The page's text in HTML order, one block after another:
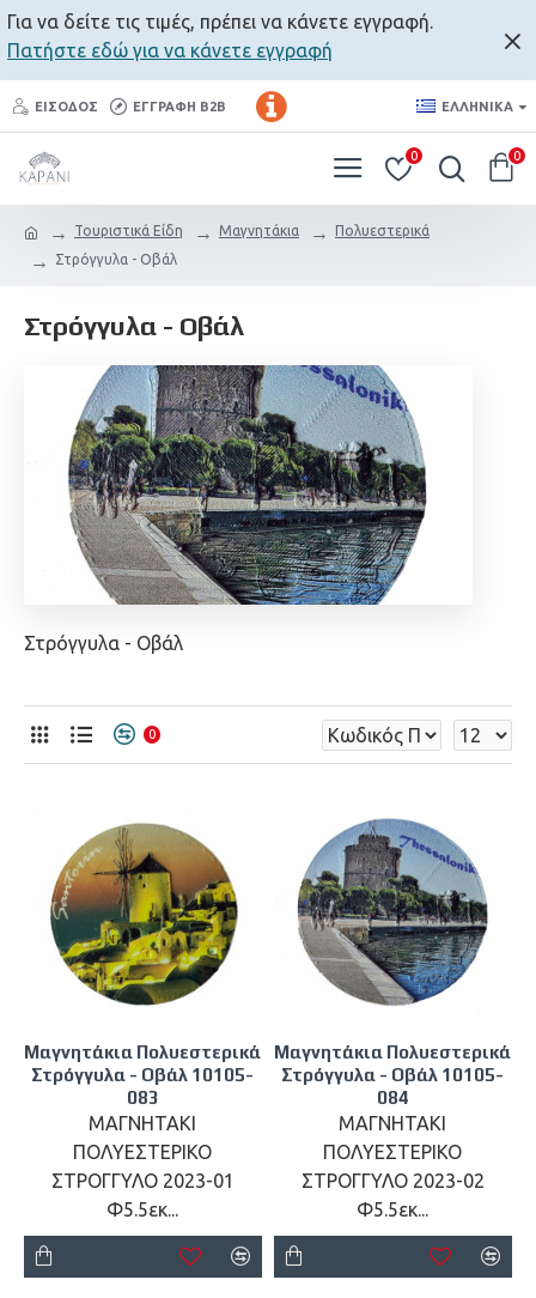
Για να δείτε τις τιμές, πρέπει να κάνετε εγγραφή.
Πατήστε εδώ για να κάνετε εγγραφή
ΕΊΣΟΔΟΣ ΕΓΓΡΑΦΉ B2B ΕΛΛΗΝΙΚΆ
0 0
Τουριστικά Είδη Μαγνητάκια
Πολυεστερικά
Στρόγγυλα - Οβάλ
Στρόγγυλα - Οβάλ
Στρόγγυλα - Οβάλ
0
Μαγνητάκια Πολυεστερικά
Στρόγγυλα - Οβάλ 10105-
083
ΜΑΓΝΗΤΑΚΙ
ΠΟΛΥΕΣΤΕΡΙΚΟ
ΣΤΡΟΓΓΥΛΟ 2023-01
Φ5.5εκ...
Μαγνητάκια Πολυεστερικά
Στρόγγυλα - Οβάλ 10105-
084
ΜΑΓΝΗΤΑΚΙ
ΠΟΛΥΕΣΤΕΡΙΚΟ
ΣΤΡΟΓΓΥΛΟ 2023-02
Φ5.5εκ...